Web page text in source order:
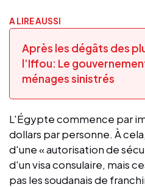
A LIRE AUSSI
Après les dégâts des
l’Iffou: Le
ménages sinistrés
L'Égypte commence par
dollars par personne. À
d'une « autorisation de
d'un visa consulaire, mais
pas les soudanais de